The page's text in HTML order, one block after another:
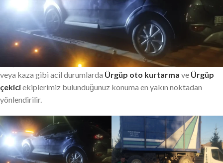
Ürgüp yol yardımhizmetlerimiz, Ürgüp ve Kapadokya
bölgesinde araç arızası yaşayan sürücülere en hızlı ve güvenilir
desteği sunmak için 7/24 aktif olarak hizmet verir. Araç
çalışmaması, akü bitmesi, yakıtın tükenmesi, kapı kilitlenmesi
veya kaza gibi acil durumlarda Ürgüp oto kurtarma ve Ürgüp
çekiciekiplerimiz bulunduğunuz konuma en yakın noktadan
yönlendirilir.